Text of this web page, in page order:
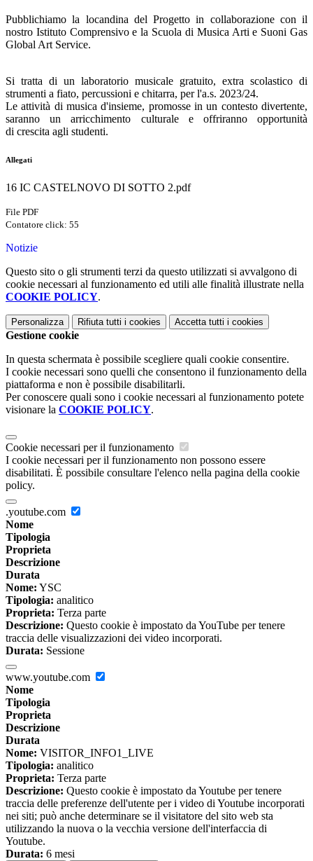
Pubblichiamo la locandina del Progetto in collaborazione con il
nostro Istituto Comprensivo e la Scuola di Musica Arti e Suoni Gas
Global Art Service.
Si tratta di un laboratorio musicale gratuito, extra scolastico di
strumenti a fiato, percussioni e chitarra, per l'a.s. 2023/24.
Le attività di musica d'insieme, promosse in un contesto divertente,
saranno un arricchimento culturale e offriranno opportunità
di crescita agli studenti.
Allegati
16 IC CASTELNOVO DI SOTTO 2.pdf
File PDF
Contatore click: 55
Notizie
Questo sito o gli strumenti terzi da questo utilizzati si avvalgono di
cookie necessari al funzionamento ed utili alle finalità illustrate nella
COOKIE POLICY.
Personalizza Rifiuta tutti i cookies Accetta tutti i cookies
Gestione cookie
In questa schermata è possibile scegliere quali cookie consentire.
I cookie necessari sono quelli che consentono il funzionamento della
piattaforma e non è possibile disabilitarli.
Per conoscere quali sono i cookie necessari al funzionamento potete
visionare la COOKIE POLICY.
Cookie necessari per il funzionamento
I cookie necessari per il funzionamento non possono essere
disabilitati. È possibile consultare l'elenco nella pagina della cookie
policy.
.youtube.com
Nome
Tipologia
Proprieta
Descrizione
Durata
Nome: YSC
Tipologia: analitico
Proprieta: Terza parte
Descrizione: Questo cookie è impostato da YouTube per tenere
traccia delle visualizzazioni dei video incorporati.
Durata: Sessione
www.youtube.com
Nome
Tipologia
Proprieta
Descrizione
Durata
Nome: VISITOR_INFO1_LIVE
Tipologia: analitico
Proprieta: Terza parte
Descrizione: Questo cookie è impostato da Youtube per tenere
traccia delle preferenze dell'utente per i video di Youtube incorporati
nei siti; può anche determinare se il visitatore del sito web sta
utilizzando la nuova o la vecchia versione dell'interfaccia di
Youtube.
Durata: 6 mesi